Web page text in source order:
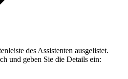
des Assistenten ausgelistet.
und geben Sie die Details ein: